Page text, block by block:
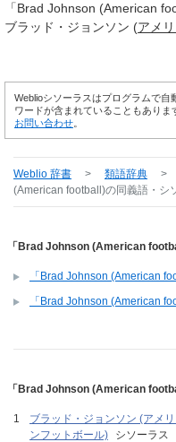
「Brad Johnson (American
ブラッド・ジョンソン (アメ
Weblioシソーラスはプログラムで
ワードが含まれていることもありま
お問い合わせ
Weblio 辞書 > 類語辞典 >
(American football)の同義語・シ
「Brad Johnson (American
「Brad Johnson (American
「Brad Johnson (American
「Brad Johnson (American
ブラッド・ジョンソン (アメリ
ンフットボール)
シソーラス